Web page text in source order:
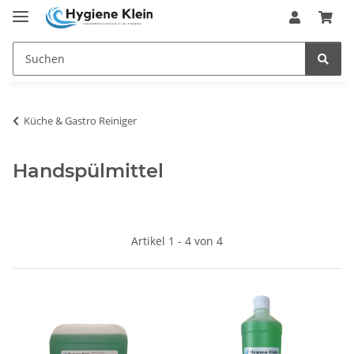
Küche & Gastro Reiniger
Handspülmittel
Artikel 1 - 4 von 4